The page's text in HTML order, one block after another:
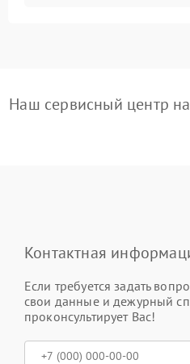
Наш сервисный центр
Контактная
Если требуется задать
свои данные и дежурный
проконсультирует Вас!